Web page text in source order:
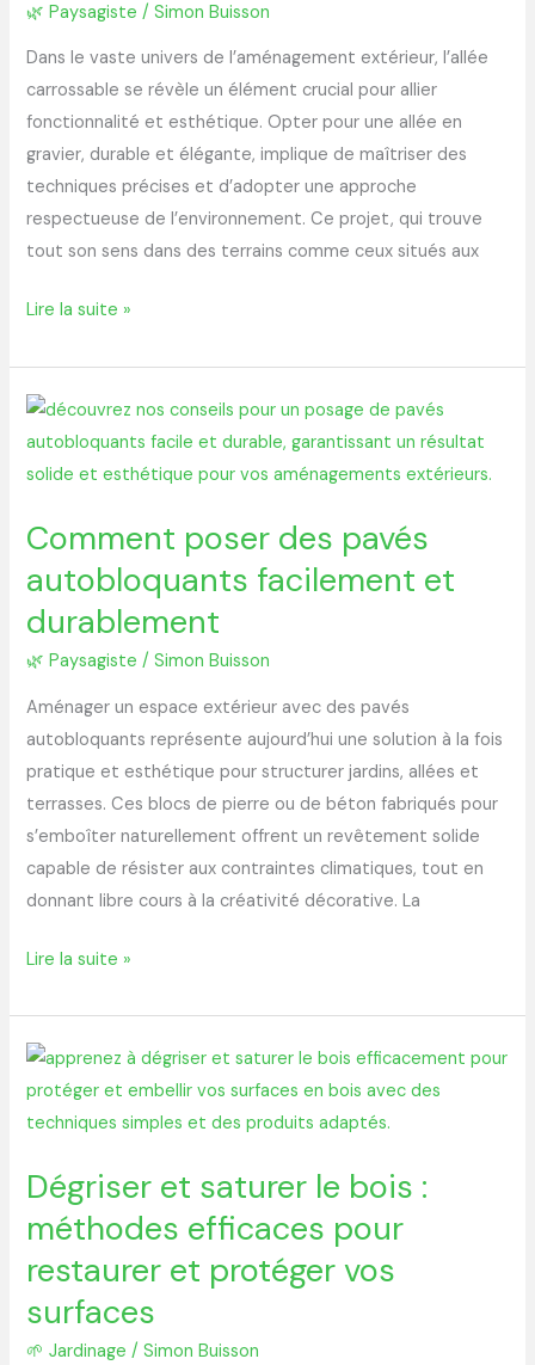
🌿 Paysagiste /Simon Buisson
Dans le vaste univers de l’aménagement extérieur, l’allée
carrossable se révèle un élément crucial pour allier
fonctionnalité et esthétique. Opter pour une allée en
gravier, durable et élégante, implique de maîtriser des
techniques précises et d’adopter une approche
respectueuse de l’environnement. Ce projet, qui trouve
tout son sens dans des terrains comme ceux situés aux
Lire la suite »
Comment poser des pavés
autobloquants facilement et
durablement
🌿 Paysagiste /Simon Buisson
Aménager un espace extérieur avec des pavés
autobloquants représente aujourd’hui une solution à la fois
pratique et esthétique pour structurer jardins, allées et
terrasses. Ces blocs de pierre ou de béton fabriqués pour
s’emboîter naturellement offrent un revêtement solide
capable de résister aux contraintes climatiques, tout en
donnant libre cours à la créativité décorative. La
Comment
poser
des
autobloquants
facilement
durablement
Lire la suite »
Dégriser et saturer le bois :
méthodes efficaces pour
restaurer et protéger vos
surfaces
🌱 Jardinage /Simon Buisson
Dégriser
et
saturer
bois
:
efficaces
pour
restaurer